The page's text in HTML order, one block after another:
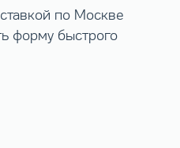
по Москве
форму быстрого